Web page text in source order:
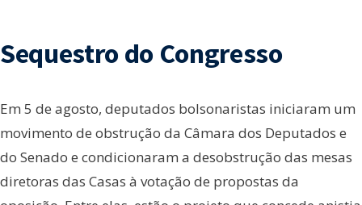
Sequestro do Congresso
Em 5 de agosto, deputados bolsonaristas iniciaram um
movimento de obstrução da Câmara dos Deputados e
do Senado e condicionaram a desobstrução das mesas
diretoras das Casas à votação de propostas da